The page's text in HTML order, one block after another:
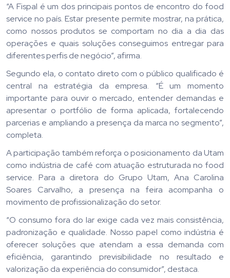
“A Fispal é um dos principais pontos de encontro do food
service no país. Estar presente permite mostrar, na prática,
como nossos produtos se comportam no dia a dia das
operações e quais soluções conseguimos entregar para
diferentes perfis de negócio”, afirma.
Segundo ela, o contato direto com o público qualificado é
central na estratégia da empresa. “É um momento
importante para ouvir o mercado, entender demandas e
apresentar o portfólio de forma aplicada, fortalecendo
parcerias e ampliando a presença da marca no segmento”,
completa.
A participação também reforça o posicionamento da Utam
como indústria de café com atuação estruturada no food
service. Para a diretora do Grupo Utam, Ana Carolina
Soares Carvalho, a presença na feira acompanha o
movimento de profissionalização do setor.
“O consumo fora do lar exige cada vez mais consistência,
padronização e qualidade. Nosso papel como indústria é
oferecer soluções que atendam a essa demanda com
eficiência, garantindo previsibilidade no resultado e
valorização da experiência do consumidor”, destaca.